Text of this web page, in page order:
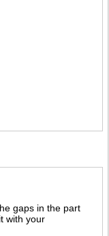
gaps in the part
it with your